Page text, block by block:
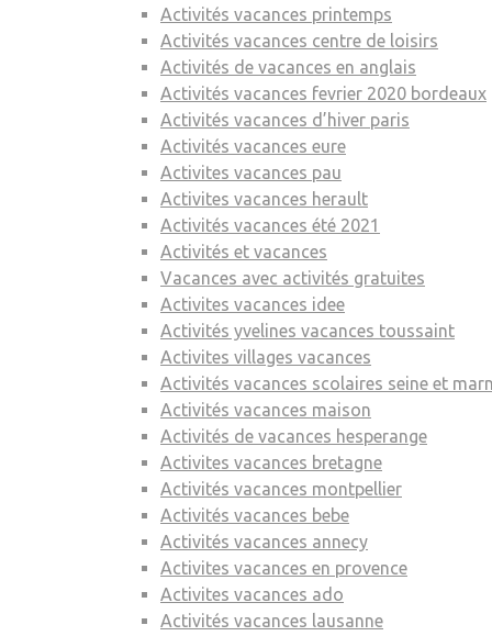
Activités vacances printemps
Activités vacances centre de loisirs
Activités de vacances en anglais
Activités vacances fevrier 2020 bordeaux
Activités vacances d’hiver paris
Activités vacances eure
Activites vacances pau
Activites vacances herault
Activités vacances été 2021
Activités et vacances
Vacances avec activités gratuites
Activites vacances idee
Activités yvelines vacances toussaint
Activites villages vacances
Activités vacances scolaires seine et
Activités vacances maison
Activités de vacances hesperange
Activites vacances bretagne
Activités vacances montpellier
Activités vacances bebe
Activités vacances annecy
Activites vacances en provence
Activites vacances ado
Activités vacances lausanne